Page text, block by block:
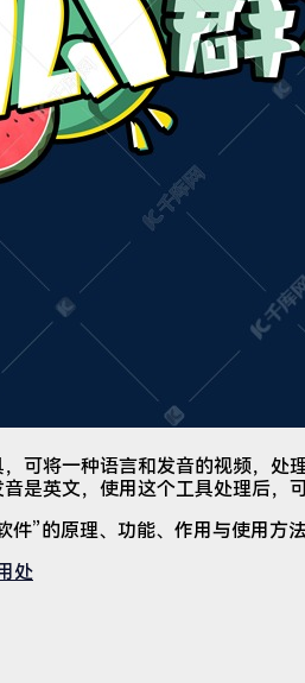
可将一种语言和发音的视频，处
是英文，使用这个工具处理后，
件”的原理、功能、作用与使用方
处